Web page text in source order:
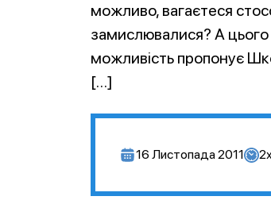
можливо, вагаєтеся
замислювалися? А цього
можливість пропонує
[…]
16 Листопада 2011 2